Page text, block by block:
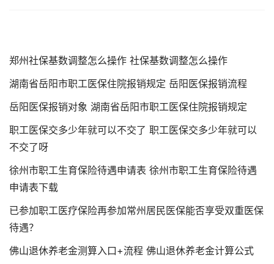
郑州社保基数调整怎么操作 社保基数调整怎么操作
湖南省岳阳市职工医保住院报销规定 岳阳医保报销流程
岳阳医保报销对象 湖南省岳阳市职工医保住院报销规定
职工医保交多少年就可以不交了 职工医保交多少年就可以
不交了呀
徐州市职工生育保险待遇申请表 徐州市职工生育保险待遇
申请表下载
已参加职工医疗保险再参加常州居民医保能否享受双重医保
待遇？
佛山退休养老金测算入口+流程 佛山退休养老金计算公式